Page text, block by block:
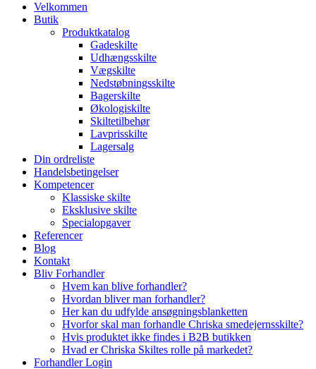
Velkommen
Butik
Produktkatalog
Gadeskilte
Udhængsskilte
Vægskilte
Nedstøbningsskilte
Bagerskilte
Økologiskilte
Skiltetilbehør
Lavprisskilte
Lagersalg
Din ordreliste
Handelsbetingelser
Kompetencer
Klassiske skilte
Eksklusive skilte
Specialopgaver
Referencer
Blog
Kontakt
Bliv Forhandler
Hvem kan blive forhandler?
Hvordan bliver man forhandler?
Her kan du udfylde ansøgningsblanketten
Hvorfor skal man forhandle Chriska smedejernsskilte?
Hvis produktet ikke findes i B2B butikken
Hvad er Chriska Skiltes rolle på markedet?
Forhandler Login